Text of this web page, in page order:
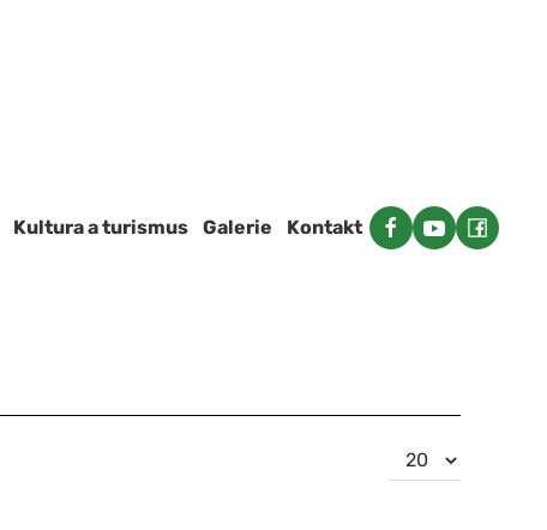
Kultura a turismus Galerie Kontakt
Počet
zobrazení